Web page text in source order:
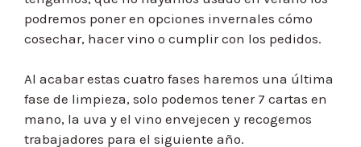
podremos poner en opciones invernales cómo
cosechar, hacer vino o cumplir con los pedidos.
Al acabar estas cuatro fases haremos una última
fase de limpieza, solo podemos tener 7 cartas en
mano, la uva y el vino envejecen y recogemos
trabajadores para el siguiente año.